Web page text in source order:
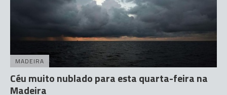
MADEIRA
Céu muito nublado para esta quarta-feira na
Madeira